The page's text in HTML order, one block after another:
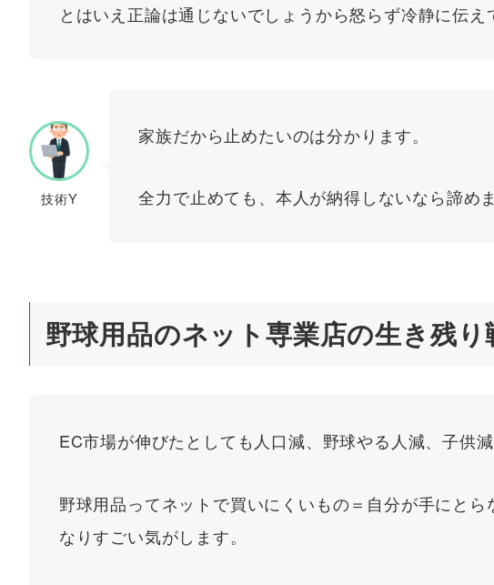
とはいえ正論は通じないでしょうから怒らず冷静に伝え
技術Y
家族だから止めたいのは分かります。
全力で止めても、本人が納得しないなら諦め
野球用品のネット専業店の生き残り
EC市場が伸びたとしても人口減、野球やる人減、子供
野球用品ってネットで買いにくいもの＝自分が手にと
なりすごい気がします。